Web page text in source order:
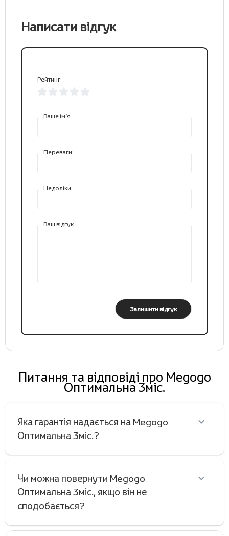
Написати відгук
Рейтинг
Ваше ім’я
Переваги:
Недоліки:
Ваш відгук
Залишити відгук
Питання та відповіді про Megogo
Оптимальна 3міс.
Яка гарантія надається на Megogo
Оптимальна 3міс.?
Чи можна повернути Megogo
Оптимальна 3міс., якщо він не
сподобається?